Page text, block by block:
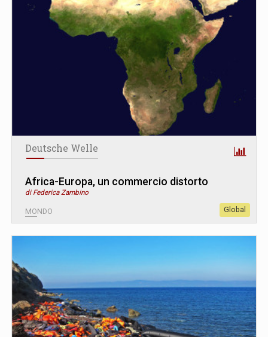
Deutsche Welle
Africa-Europa, un commercio distorto
di Federica Zambino
MONDO Global